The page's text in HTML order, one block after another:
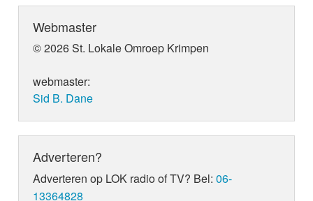
Webmaster
© 2026 St. Lokale Omroep Krimpen
webmaster:
Sid B. Dane
Adverteren?
Adverteren op LOK radio of TV? Bel:06-
13364828